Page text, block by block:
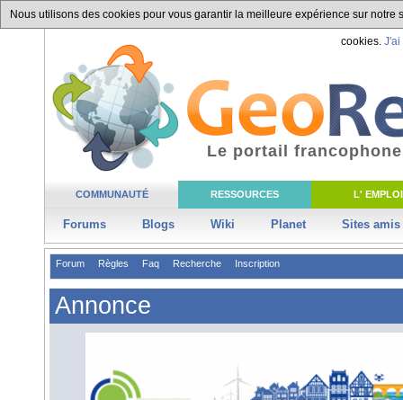
Nous utilisons des cookies pour vous garantir la meilleure expérience sur
cookies. J'ai
COMMUNAUTÉ RESSOURCES L' EMPLOI
Forums Blogs Wiki Planet Sites amis
Le portail
Forum Règles Faq Recherche Inscription
Annonce